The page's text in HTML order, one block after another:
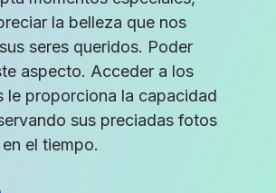
la belleza que nos
seres queridos. Poder
aspecto. Acceder a los
le proporciona la capacidad
sus preciadas fotos
el tiempo.